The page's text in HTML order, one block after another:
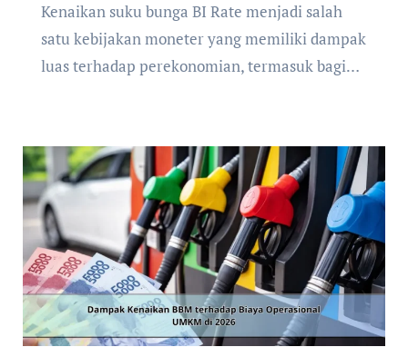
Kenaikan suku bunga BI Rate menjadi salah
satu kebijakan moneter yang memiliki dampak
luas terhadap perekonomian, termasuk bagi…